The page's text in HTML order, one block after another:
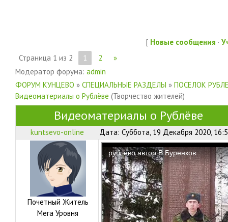
[ Новые сообщения ·
Страница 1 из 2 1 2
»
Модератор форума: admin
ФОРУМ КУНЦЕВО » СПЕЦИАЛЬНЫЕ РАЗДЕЛЫ » ПОСЕЛОК
Видеоматериалы о Рублёве (Творчество жителей)
Видеоматериалы о Рублёве
kuntsevo-online Дата: Суббота, 19 Декабря 2020,
Почетный Житель
Мега Уровня